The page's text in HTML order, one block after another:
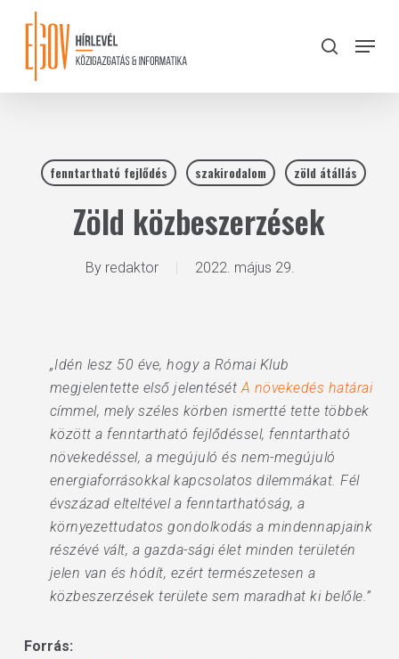
content
search
Menu
fenntartható fejlődés szakirodalom zöld átállás
Zöld közbeszerzések
By redaktor 2022. május 29.
„Idén lesz 50 éve, hogy a Római Klub
megjelentette első jelentésétA növekedés határai
címmel, mely széles körben ismertté tette többek
között a fenntartható fejlődéssel, fenntartható
növekedéssel, a megújuló és nem-megújuló
energiaforrásokkal kapcsolatos dilemmákat. Fél
évszázad elteltével a fenntarthatóság, a
környezettudatos gondolkodás a mindennapjaink
részévé vált, a gazda-sági élet minden területén
jelen van és hódít, ezért természetesen a
közbeszerzések területe sem maradhat ki belőle.”
Forrás:
Close